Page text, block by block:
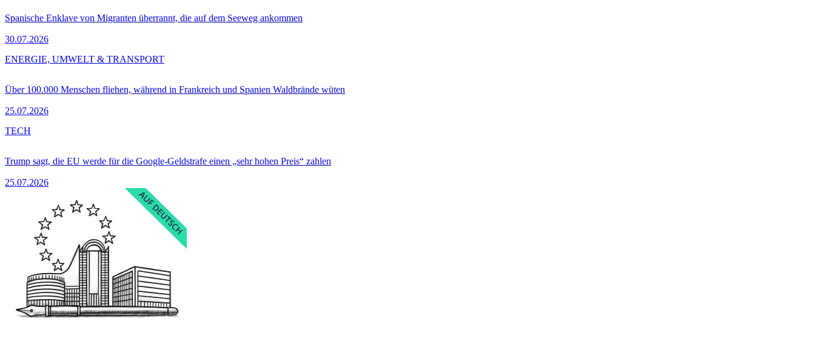
Spanische Enklave von Migranten überrannt, die auf dem Seeweg ankommen
30.07.2026
Über 100.000 Menschen fliehen, während in Frankreich und Spanien Waldbrände wüten
25.07.2026
ENERGIE, UMWELT & TRANSPORT
Trump sagt, die EU werde für die Google-Geldstrafe einen „sehr hohen Preis“ zahlen
25.07.2026
TECH